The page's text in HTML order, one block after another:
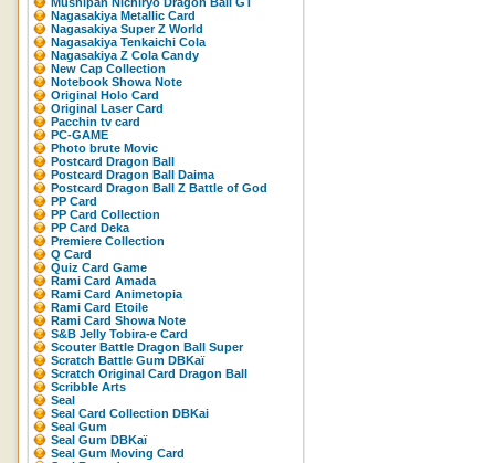
Nagasakiya Metallic Card
Nagasakiya Super Z World
Nagasakiya Tenkaichi Cola
Nagasakiya Z Cola Candy
New Cap Collection
Notebook Showa Note
Original Holo Card
Original Laser Card
Pacchin tv card
PC-GAME
Photo brute Movic
Postcard Dragon Ball
Postcard Dragon Ball Daima
Postcard Dragon Ball Z Battle of God
PP Card
PP Card Collection
PP Card Deka
Premiere Collection
Q Card
Quiz Card Game
Rami Card Amada
Rami Card Animetopia
Rami Card Etoile
Rami Card Showa Note
S&B Jelly Tobira-e Card
Scouter Battle Dragon Ball Super
Scratch Battle Gum DBKaï
Scratch Original Card Dragon Ball
Scribble Arts
Seal
Seal Card Collection DBKai
Seal Gum
Seal Gum DBKaï
Seal Gum Moving Card